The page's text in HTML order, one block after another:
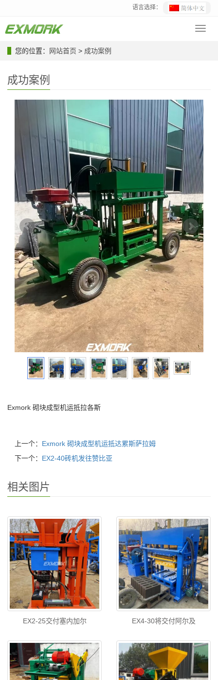
语言选择：
您的位置：
网站首页 > 成功案例
成功案例
Exmork 砌块成型机运抵拉各斯
上一个： Exmork 砌块成型机运抵达累斯萨拉姆
下一个： EX2-40砖机发往赞比亚
相关图片
EX2-25交付塞内加尔 EX4-30将交付阿尔及